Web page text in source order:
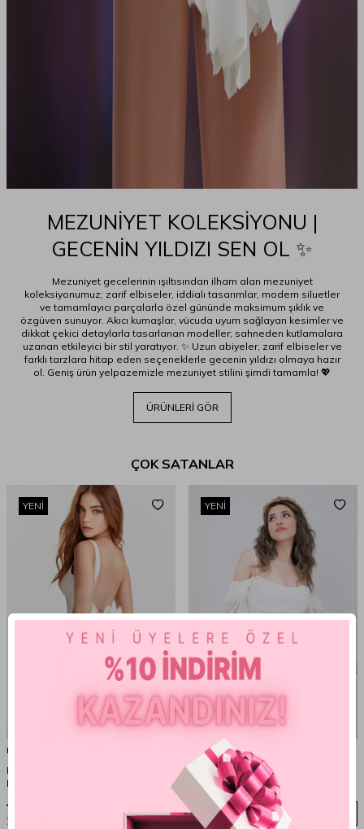
MEZUNİYET KOLEKSİYONU |
GECENİN YILDIZI SEN OL ✨
Mezuniyet gecelerinin ışıltısından ilham alan mezuniyet
koleksiyonumuz; zarif elbiseler, iddialı tasarımlar, modern siluetler
ve tamamlayıcı parçalarla özel gününde maksimum şıklık ve
özgüven sunuyor. Akıcı kumaşlar, vücuda uyum sağlayan kesimler ve
dikkat çekici detaylarla tasarlanan modeller; sahneden kutlamalara
uzanan etkileyici bir stil yaratıyor. ✨ Uzun abiyeler, zarif elbiseler ve
farklı tarzlara hitap eden seçeneklerle gecenin yıldızı olmaya hazır
ol. Geniş ürün yelpazemizle mezuniyet stilini şimdi tamamla! 💖
ÜRÜNLERİ GÖR
ÇOK SATANLAR
YENI
BERFUĞ KIRAN
BEYAZ SIRT DEKOLTELİ KURDELE
DETAYLI MİNİ ELBİSE
4.235,00
2.752,75
İNDIRIM
YENI
BERFUĞ KIRAN
BEYAZ ASKILI UZUN KOLLU ETEĞİ
VOLANLI ŞİFON ELBİSE
4.510,00 TL
2.931,50TL